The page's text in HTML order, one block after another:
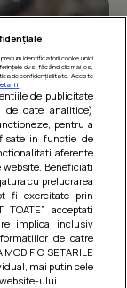
rosu
identificatorii cookie unici
dvs. făcând clic mai jos,
de confidențialitate. Aceste
de publicitate
de date analitice)
pentru a
in functie de
aferente
website. Beneficiati
cu prelucrarea
fi exercitate prin
TOATE”, acceptati
implica inclusiv
de catre
SETARILE
mai putin cele
ului.